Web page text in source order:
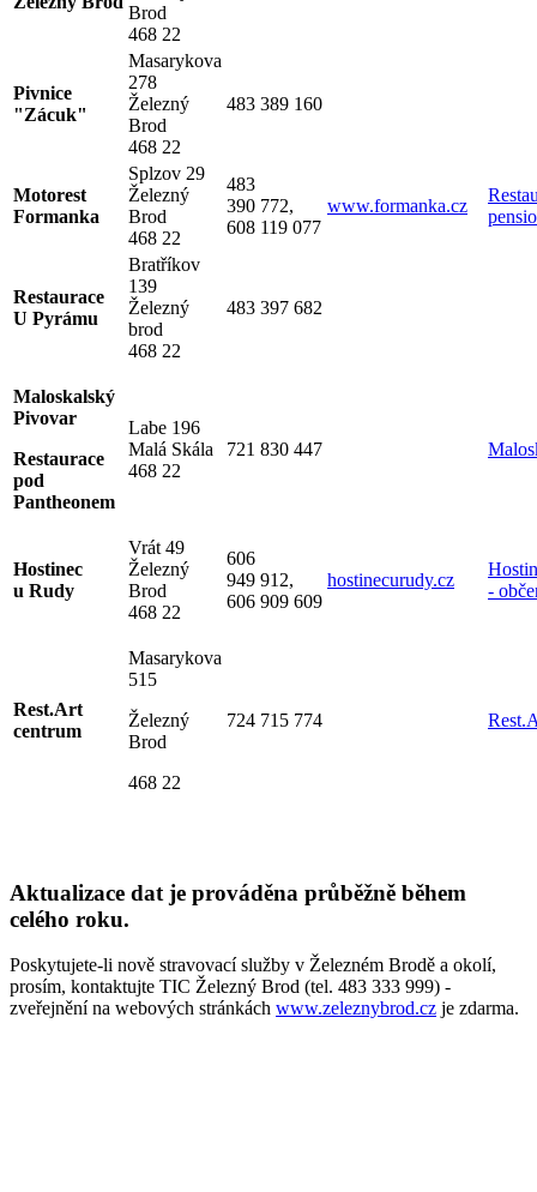
Brod
468 22
Pivnice
"Zácuk"
Masarykova
278
Železný
Brod
468 22
483 389 160
Motorest
Formanka
Splzov 29
Železný
Brod
468 22
483
390 772,
608 119 077
www.formanka.cz
Restaurace
U Pyrámu
Bratříkov
139
Železný
brod
468 22
483 397 682
Maloskalský
Pivovar
Restaurace
pod
Pantheonem
Labe 196
Malá Skála
468 22
721 830 447
Hostinec
u Rudy
Vrát 49
Železný
Brod
468 22
606
949 912,
606 909 609
hostinecurudy.cz
-
Rest.Art
centrum
Masarykova
515
Železný
Brod
468 22
724 715 774
Aktualizace dat je prováděna průběžně během
celého roku.
Poskytujete-li nově stravovací služby v Železném Brodě a okolí,
prosím, kontaktujte TIC Železný Brod (tel. 483 333 999) -
zveřejnění na webových stránkách www.zeleznybrod.cz je zdarma.